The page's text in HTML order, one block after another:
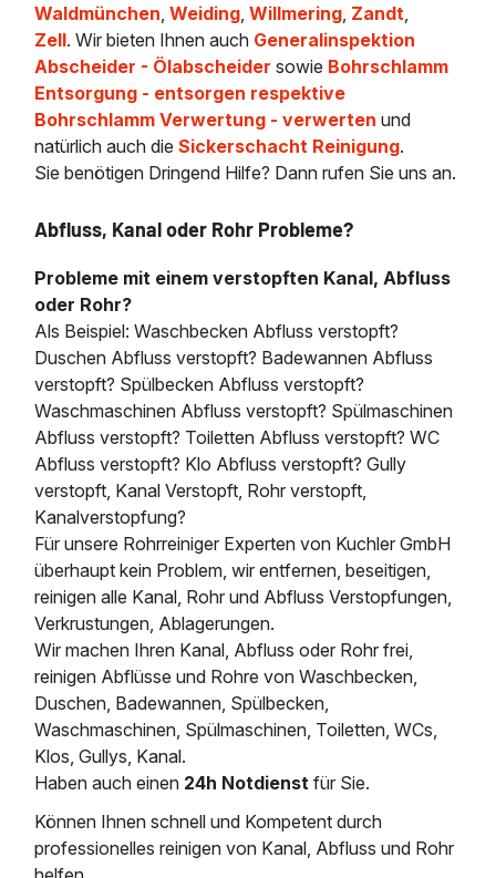
Waldmünchen,Weiding,Willmering, Zandt,
Zell. Wir bieten Ihnen auch Generalinspektion
Abscheider - Ölabscheider sowie Bohrschlamm
Entsorgung - entsorgen respektive
Bohrschlamm Verwertung - verwerten und
natürlich auch dieSickerschacht Reinigung.
Sie benötigen Dringend Hilfe? Dann rufen Sie uns an.
Abfluss, Kanal oder Rohr Probleme?
Probleme mit einem verstopften Kanal, Abfluss
oder Rohr?
Als Beispiel: Waschbecken Abfluss verstopft?
Duschen Abfluss verstopft? Badewannen Abfluss
verstopft? Spülbecken Abfluss verstopft?
Waschmaschinen Abfluss verstopft? Spülmaschinen
Abfluss verstopft? Toiletten Abfluss verstopft? WC
Abfluss verstopft? Klo Abfluss verstopft? Gully
verstopft, Kanal Verstopft, Rohr verstopft,
Kanalverstopfung?
Für unsere Rohrreiniger Experten von Kuchler GmbH
überhaupt kein Problem, wir entfernen, beseitigen,
reinigen alle Kanal, Rohr und Abfluss Verstopfungen,
Verkrustungen, Ablagerungen.
Wir machen Ihren Kanal, Abfluss oder Rohr frei,
reinigen Abflüsse und Rohre von Waschbecken,
Duschen, Badewannen, Spülbecken,
Waschmaschinen, Spülmaschinen, Toiletten, WCs,
Klos, Gullys, Kanal.
Haben auch einen 24h Notdienst für Sie.
Können Ihnen schnell und Kompetent durch
professionelles reinigen von Kanal, Abfluss und Rohr